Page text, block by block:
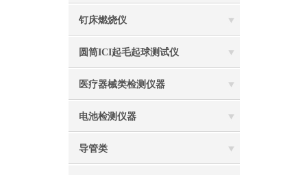
钉床燃烧仪
圆筒ICI起毛起球测试仪
医疗器械类检测仪器
电池检测仪器
导管类